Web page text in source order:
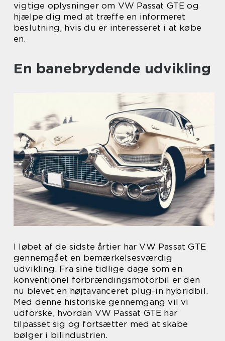
vigtige oplysninger om VW Passat GTE og
hjælpe dig med at træffe en informeret
beslutning, hvis du er interesseret i at købe
en.
En banebrydende udvikling
I løbet af de sidste årtier har VW Passat GTE
gennemgået en bemærkelsesværdig
udvikling. Fra sine tidlige dage som en
konventionel forbrændingsmotorbil er den
nu blevet en højtavanceret plug-in hybridbil.
Med denne historiske gennemgang vil vi
udforske, hvordan VW Passat GTE har
tilpasset sig og fortsætter med at skabe
bølger i bilindustrien.